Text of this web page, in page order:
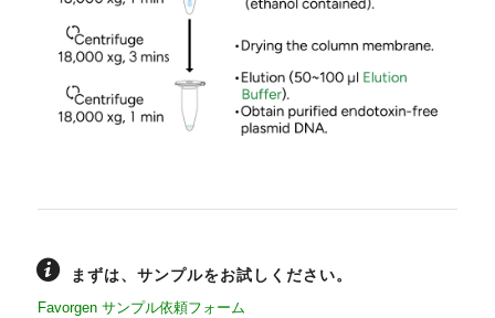
まずは、サンプルをお試しください。
Favorgen サンプル依頼フォーム